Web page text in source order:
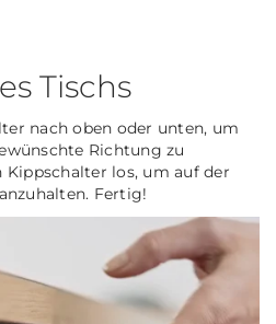
Tischs
nach oben oder unten, um
Richtung zu
Kippschalter los, um auf der
Fertig!